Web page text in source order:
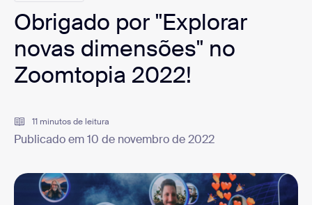
Obrigado por "Explorar
novas dimensões" no
Zoomtopia 2022!
11 minutos de leitura
Publicado em 10 de novembro de 2022